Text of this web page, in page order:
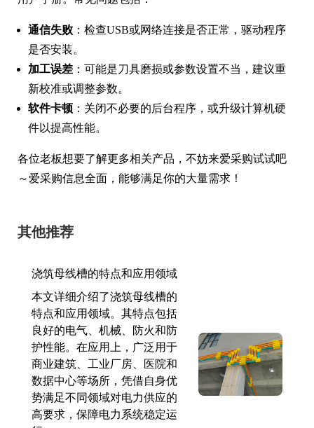
通信失败 ：检查USB或网络连接是否正常，驱动程序
是否安装。
加工误差 ：可能是刀具磨损或参数设置不当，建议重
新校准或调整参数。
软件卡顿 ：关闭不必要的后台程序，或升级计算机硬
件以提高性能。
各位老板想要了解更多相关产品，不妨来爱采购试试吧
～爱采购信息全面，能够满足你的大量需求！
其他推荐
浇筑母线槽的特点和应用领域
本文详细介绍了浇筑母线槽的
特点和应用领域。其特点包括
良好的电气、机械、防火和防
护性能。在应用上，广泛用于
商业建筑、工业厂房、医院和
数据中心等场所，凭借自身优
势满足不同领域对电力供应的
高要求，保障电力系统稳定运